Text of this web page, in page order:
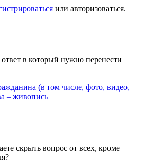
или авторизоваться.
в который нужно перенести
(в том числе, фото, видео,
– живопись
скрыть вопрос от всех, кроме